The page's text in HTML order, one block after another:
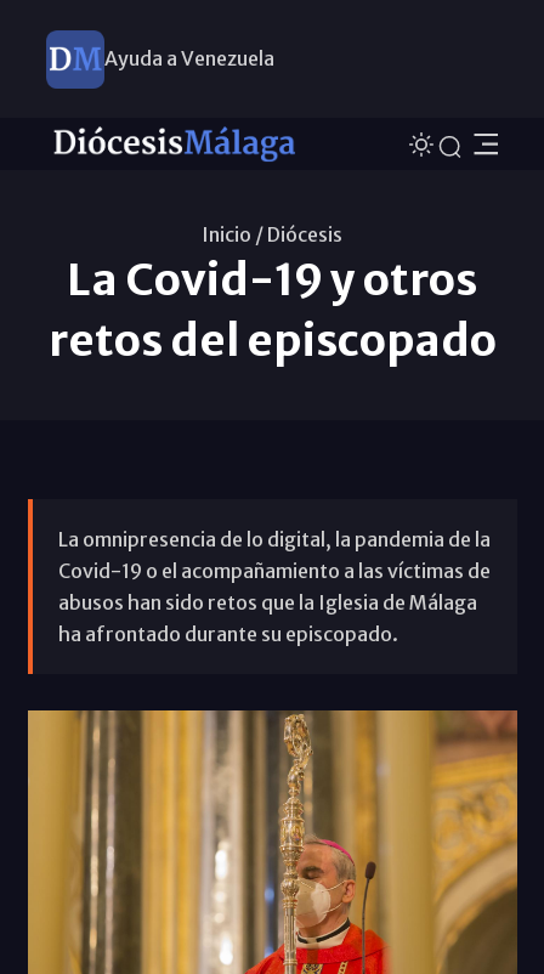
Ayuda a Venezuela
Inicio / Diócesis
La Covid-19 y otros
retos del episcopado
La omnipresencia de lo digital, la pandemia de la
Covid-19 o el acompañamiento a las víctimas de
abusos han sido retos que la Iglesia de Málaga
ha afrontado durante su episcopado.